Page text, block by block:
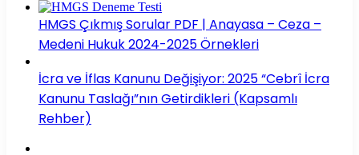
HMGS Çıkmış Sorular PDF | Anayasa – Ceza –
Medeni Hukuk 2024-2025 Örnekleri
İcra ve İflas Kanunu Değişiyor: 2025 “Cebrî İcra
Kanunu Taslağı”nın Getirdikleri (Kapsamlı
Rehber)